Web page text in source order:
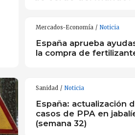
Mercados-Economía Noticia
España aprueba
la compra de
Sanidad Noticia
España: actualización
casos de PPA en
(semana 32)